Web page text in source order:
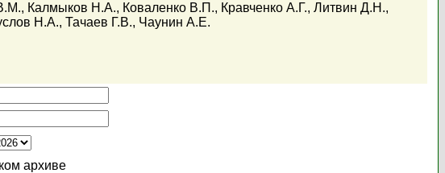
, Калмыков Н.А., Коваленко В.П., Кравченко А.Г., Литвин Д.Н.,
Н.А., Тачаев Г.В., Чаунин А.Е.
архиве